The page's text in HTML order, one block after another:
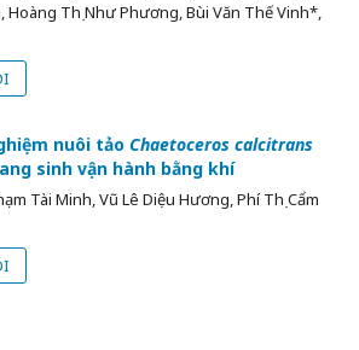
Hoàng Thị Như Phương, Bùi Văn Thế Vinh*,
nuôi tảo Chaetoceros calcitrans
sinh vận hành bằng khí
Tài Minh, Vũ Lê Diệu Hương, Phí Thị Cẩm